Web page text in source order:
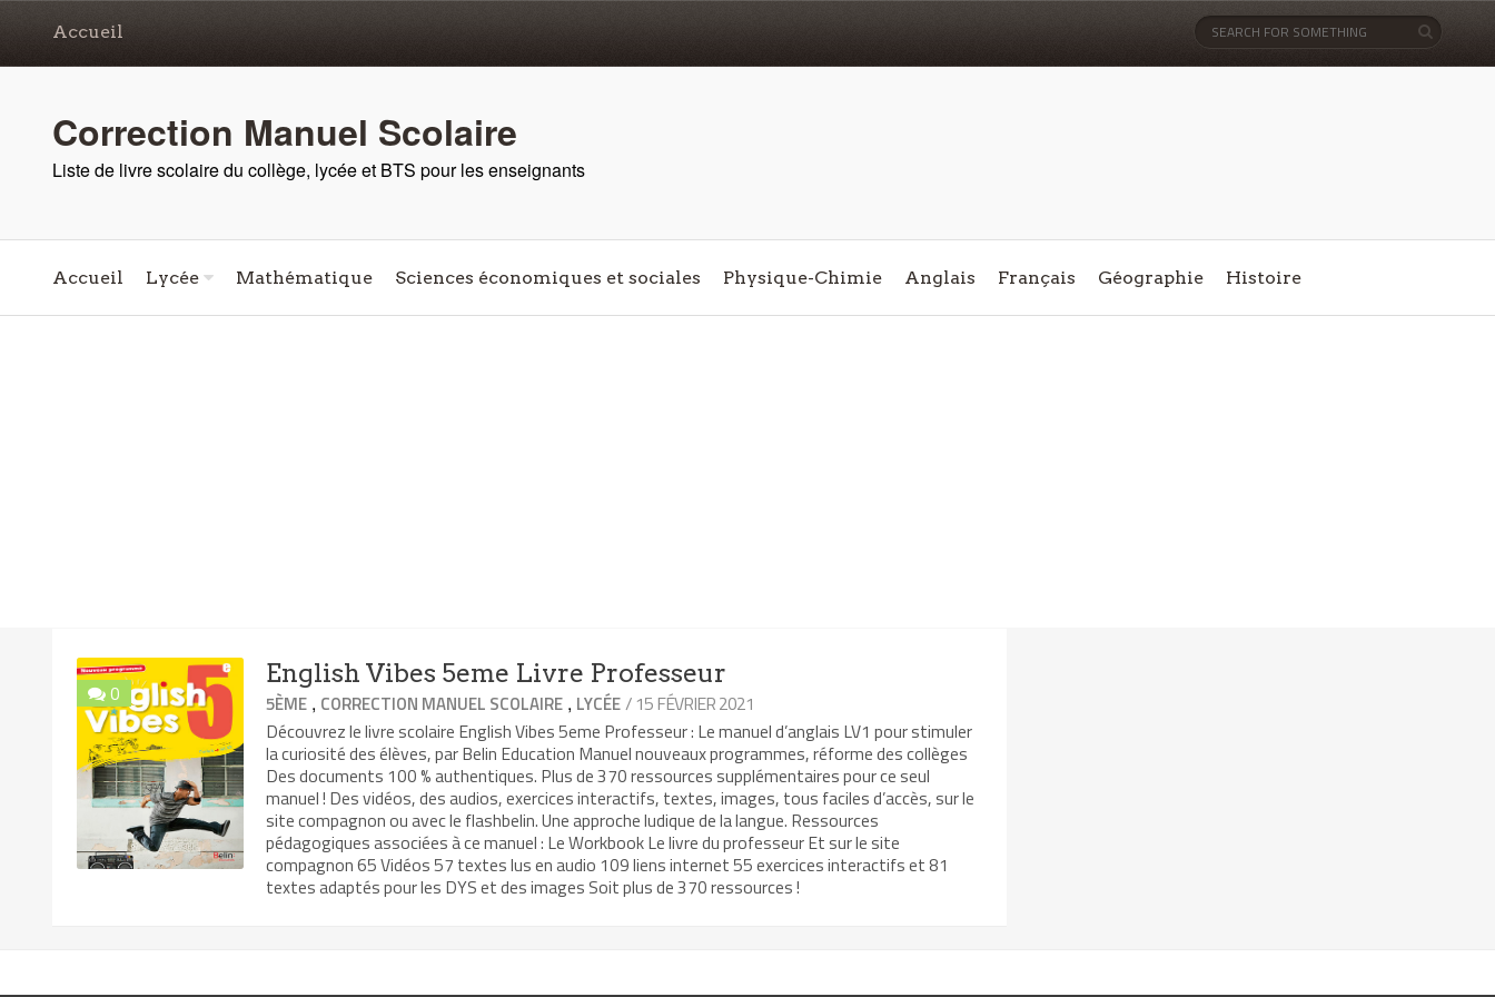
Accueil
Correction Manuel Scolaire
Liste de livre scolaire du collège, lycée et BTS pour les enseignants
Accueil Lycée Mathématique Sciences économiques et sociales Physique-Chimie Anglais Français Géographie Histoire
0
English Vibes 5eme Livre Professeur
5ÈME , CORRECTION MANUEL SCOLAIRE , LYCÉE/ 15 FÉVRIER 2021
Découvrez le livre scolaire English Vibes 5eme Professeur : Le manuel d’anglais LV1 pour stimuler
la curiosité des élèves, par Belin Education Manuel nouveaux programmes, réforme des collèges
Des documents 100 % authentiques. Plus de 370 ressources supplémentaires pour ce seul
manuel ! Des vidéos, des audios, exercices interactifs, textes, images, tous faciles d’accès, sur le
site compagnon ou avec le flashbelin. Une approche ludique de la langue. Ressources
pédagogiques associées à ce manuel : Le Workbook Le livre du professeur Et sur le site
compagnon 65 Vidéos 57 textes lus en audio 109 liens internet 55 exercices interactifs et 81
textes adaptés pour les DYS et des images Soit plus de 370 ressources !